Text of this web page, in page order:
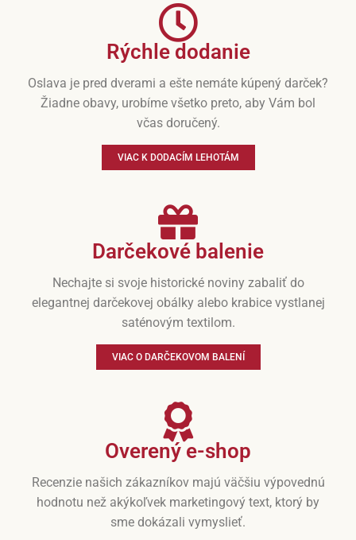
Rýchle dodanie
Oslava je pred dverami a ešte nemáte kúpený darček?
Žiadne obavy, urobíme všetko preto, aby Vám bol
včas doručený.
VIAC K DODACÍM LEHOTÁM
Darčekové balenie
Nechajte si svoje historické noviny zabaliť do
elegantnej darčekovej obálky alebo krabice vystlanej
saténovým textilom.
VIAC O DARČEKOVOM BALENÍ
Overený e-shop
Recenzie našich zákazníkov majú väčšiu výpovednú
hodnotu než akýkoľvek marketingový text, ktorý by
sme dokázali vymyslieť.